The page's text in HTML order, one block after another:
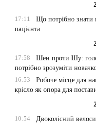
17:11
Що потрібно знати
пацієнта
17:58
Шен проти Шу:
потрібно зрозуміти
16:53
Робоче місце для
крісло як опора для
10:54
Двоколісний